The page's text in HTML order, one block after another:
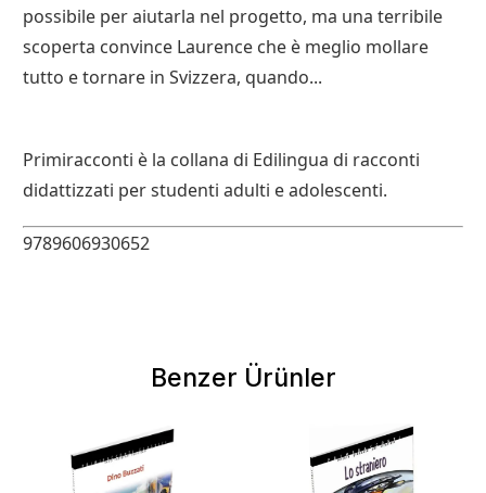
possibile per aiutarla nel progetto, ma una terribile
scoperta convince Laurence che è meglio mollare
tutto e tornare in Svizzera, quando...
Primiracconti è la collana di Edilingua di racconti
didattizzati per studenti adulti e adolescenti.
9789606930652
Benzer Ürünler